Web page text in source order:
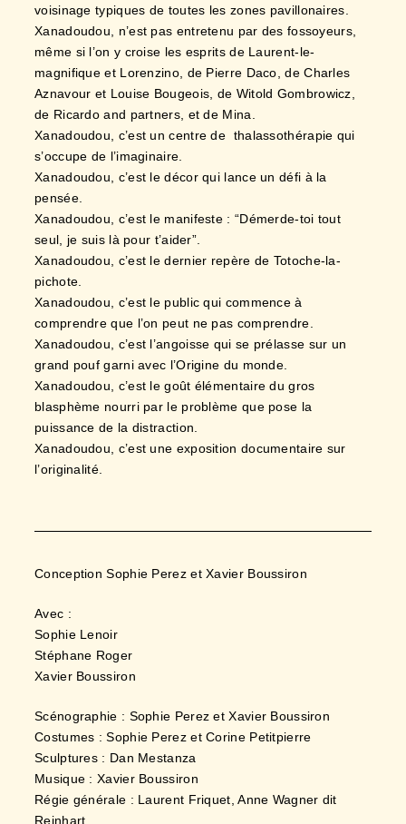
voisinage typiques de toutes les zones pavillonaires.
Xanadoudou, n’est pas entretenu par des fossoyeurs,
même si l’on y croise les esprits de Laurent-le-
magnifique et Lorenzino, de Pierre Daco, de Charles
Aznavour et Louise Bougeois, de Witold Gombrowicz,
de Ricardo and partners, et de Mina.
Xanadoudou, c’est un centre de thalassothérapie qui
s’occupe de l’imaginaire.
Xanadoudou, c’est le décor qui lance un défi à la
pensée.
Xanadoudou, c’est le manifeste : “Démerde-toi tout
seul, je suis là pour t’aider”.
Xanadoudou, c’est le dernier repère de Totoche-la-
pichote.
Xanadoudou, c’est le public qui commence à
comprendre que l’on peut ne pas comprendre.
Xanadoudou, c’est l’angoisse qui se prélasse sur un
grand pouf garni avec l’Origine du monde.
Xanadoudou, c’est le goût élémentaire du gros
blasphème nourri par le problème que pose la
puissance de la distraction.
Xanadoudou, c’est une exposition documentaire sur
l’originalité.
Conception Sophie Perez et Xavier Boussiron
Avec :
Sophie Lenoir
Stéphane Roger
Xavier Boussiron
Scénographie : Sophie Perez et Xavier Boussiron
Costumes : Sophie Perez et Corine Petitpierre
Sculptures : Dan Mestanza
Musique : Xavier Boussiron
Régie générale : Laurent Friquet, Anne Wagner dit
Reinhart